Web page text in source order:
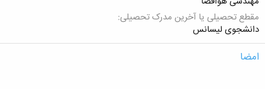
مقطع تحصیلی یا آخرین مدرک تحصیلی
دانشجوی لیسانس
امضا